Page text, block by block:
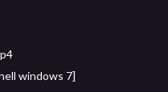
windows 7]